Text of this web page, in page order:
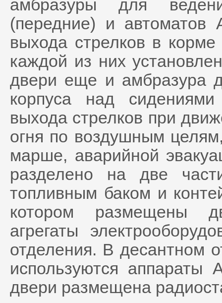
амбразуры для
(передние) и
выхода стрелков в
каждой из них
двери еще и амбразура
корпуса над
выхода стрелков при
огня по воздушным
марше, аварийной
разделено на две
топливным баком и
котором размещены
агрегаты
отделения. В десантном
используются
двери размещена